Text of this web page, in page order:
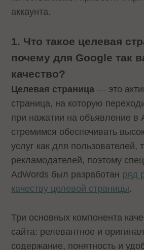
аккаунта.
1. Что такое целевая
почему для Google так
качество?
Целевая страница — это
страница, на которую
при нажатии на объявление в
стремимся обеспечивать
услуг как для пользователей,
рекламодателей, поэтому
AdWords был разработан ряд
качеству целевой страницы.
Три основных компонента
сайта: релевантное и
содержание, понятность и